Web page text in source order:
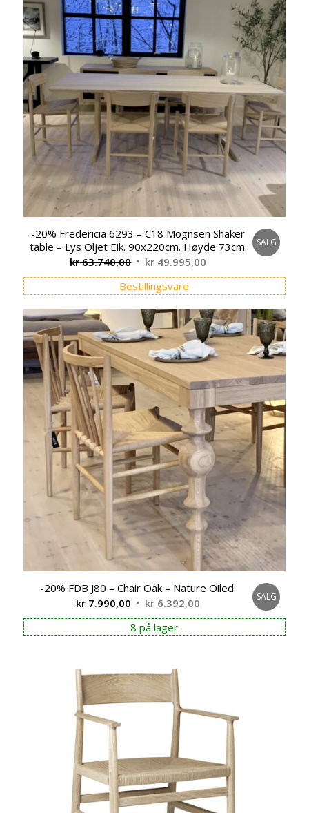
-20% Fredericia 6293 – C18 Mognsen Shaker
table – Lys Oljet Eik. 90x220cm. Høyde 73cm.
kr63.740,00 Opprinnelig
pris
var:
kr 63.740,00.
kr 49.995,00 Nåværende
pris
er:
kr 49.995,00.
SALG
Bestillingsvare
-20% FDB J80 – Chair Oak – Nature Oiled.
kr7.990,00 Opprinnelig
pris
var:
kr 6.392,00 Nåværende
pris
er:
SALG
8 på lager